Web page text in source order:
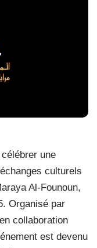
une
culturels
Al-Founoun,
Organisé par
collaboration
est devenu